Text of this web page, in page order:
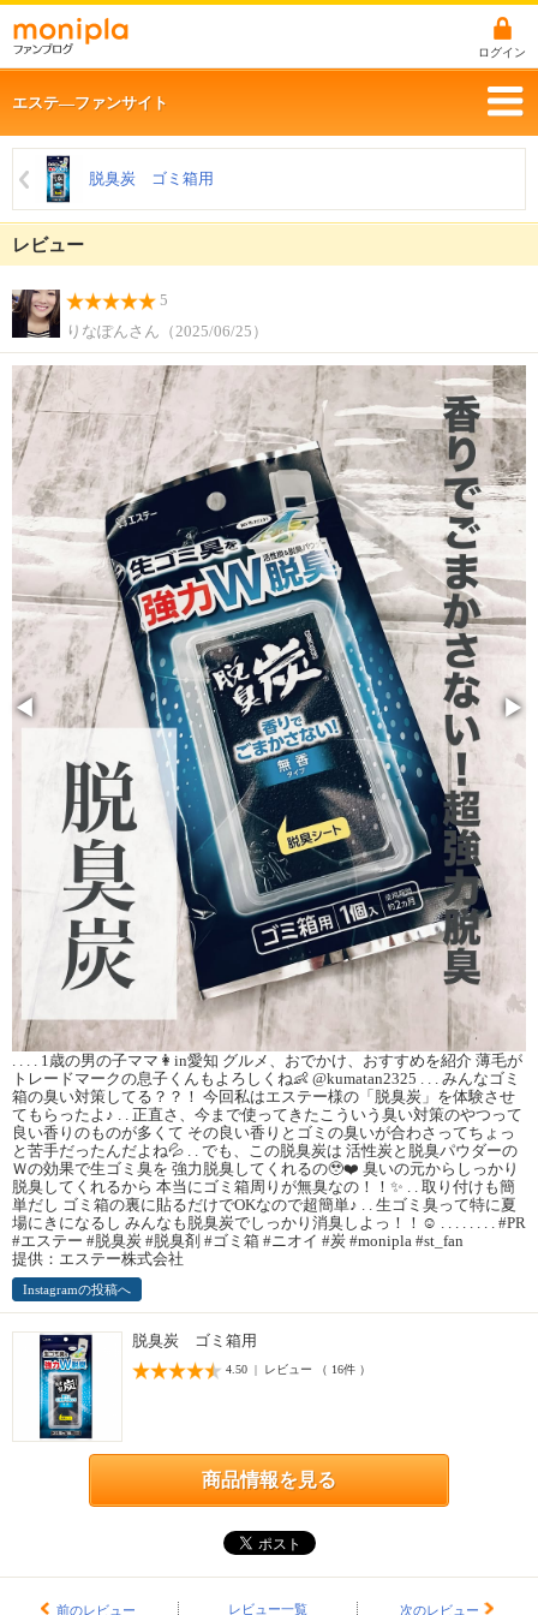
ログイン
エステ―ファンサイト
脱臭炭 ゴミ箱用
レビュー
5
りなぽんさん（2025/06/25）
◀ ▶
. . . . 1歳の男の子ママ👩in愛知 グルメ、おでかけ、おすすめを紹介 薄毛が
トレードマークの息子くんもよろしくね👶 @kumatan2325 . . . みんなゴミ
箱の臭い対策してる？？！ 今回私はエステー様の「脱臭炭」を体験させ
てもらったよ♪ . . 正直さ、今まで使ってきたこういう臭い対策のやつって
良い香りのものが多くて その良い香りとゴミの臭いが合わさってちょっ
と苦手だったんだよね💦 . . でも、この脱臭炭は 活性炭と脱臭パウダーの
Ｗの効果で生ゴミ臭を 強力脱臭してくれるの🥹❤️ 臭いの元からしっかり
脱臭してくれるから 本当にゴミ箱周りが無臭なの！！✨ . . 取り付けも簡
単だし ゴミ箱の裏に貼るだけでOKなので超簡単♪ . . 生ゴミ臭って特に夏
場にきになるし みんなも脱臭炭でしっかり消臭しよっ！！☺️ . . . . . . . . #PR
#エステー #脱臭炭 #脱臭剤 #ゴミ箱 #ニオイ #炭 #monipla #st_fan
提供：エステー株式会社
Instagramの投稿へ
脱臭炭 ゴミ箱用
4.50 | レビュー （ 16件 ）
商品情報を見る
前のレビュー レビュー一覧 次のレビュー